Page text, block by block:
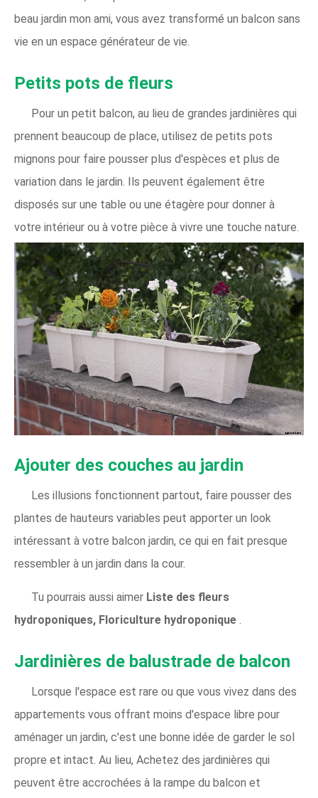
beau jardin mon ami, vous avez transformé un balcon sans
vie en un espace générateur de vie.
Petits pots de fleurs
Pour un petit balcon, au lieu de grandes jardinières qui
prennent beaucoup de place, utilisez de petits pots
mignons pour faire pousser plus d'espèces et plus de
variation dans le jardin. Ils peuvent également être
disposés sur une table ou une étagère pour donner à
votre intérieur ou à votre pièce à vivre une touche nature.
Ajouter des couches au jardin
Les illusions fonctionnent partout, faire pousser des
plantes de hauteurs variables peut apporter un look
intéressant à votre balcon jardin, ce qui en fait presque
ressembler à un jardin dans la cour.
Tu pourrais aussi aimer Liste des fleurs
hydroponiques, Floriculture hydroponique .
Jardinières de balustrade de balcon
Lorsque l'espace est rare ou que vous vivez dans des
appartements vous offrant moins d'espace libre pour
aménager un jardin, c'est une bonne idée de garder le sol
propre et intact. Au lieu, Achetez des jardinières qui
peuvent être accrochées à la rampe du balcon et